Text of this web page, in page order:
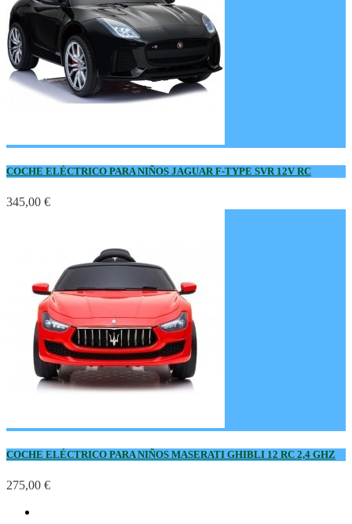
COCHE ELÉCTRICO PARA NIÑOS JAGUAR F-TYPE SVR 12V RC
345,00 €
COCHE ELÉCTRICO PARA NIÑOS MASERATI GHIBLI 12 RC 2,4 GHZ
275,00 €